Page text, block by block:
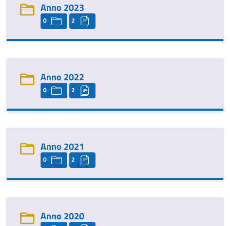
Anno 2023
0 2
Anno 2022
0 2
Anno 2021
0 2
Anno 2020